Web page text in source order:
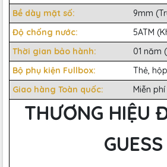
Bề dày mặt số:
9mm
Độ chống nước:
5ATM
Thời gian bảo hành:
01 năm
Bộ phụ kiện Fullbox:
Thẻ,
Giao hàng Toàn quốc:
Miễn
THƯƠNG HIỆU
GUESS